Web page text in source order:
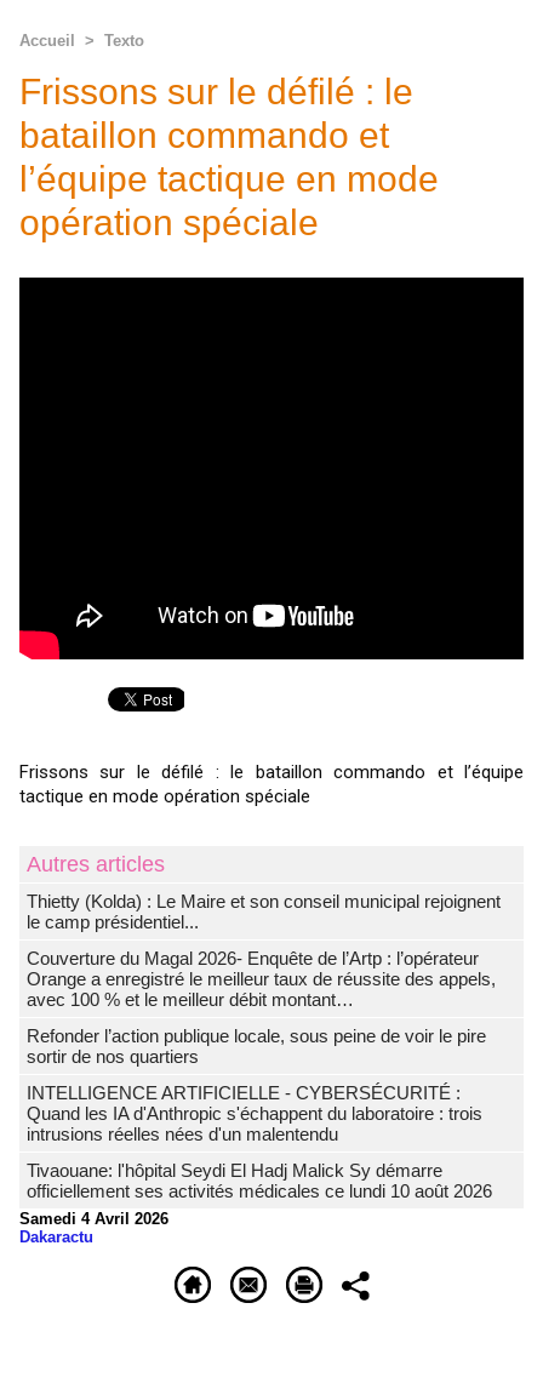
Accueil > Texto
Frissons sur le défilé : le
bataillon commando et
l’équipe tactique en mode
opération spéciale
Frissons sur le défilé : le bataillon commando et l’équipe
tactique en mode opération spéciale
Autres articles
‎Thietty (Kolda) : Le Maire et son conseil municipal rejoignent
le camp présidentiel...
Couverture du Magal 2026- Enquête de l’Artp : l’opérateur
Orange a enregistré le meilleur taux de réussite des appels,
avec 100 % et le meilleur débit montant…
Refonder l’action publique locale, sous peine de voir le pire
sortir de nos quartiers
INTELLIGENCE ARTIFICIELLE - CYBERSÉCURITÉ :
Quand les IA d'Anthropic s'échappent du laboratoire : trois
intrusions réelles nées d'un malentendu
Tivaouane: l'hôpital Seydi El Hadj Malick Sy démarre
officiellement ses activités médicales ce lundi 10 août 2026
Samedi 4 Avril 2026
Dakaractu